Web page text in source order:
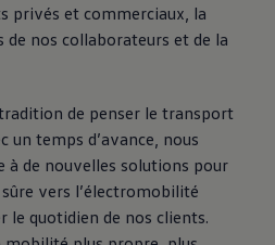
privés et commerciaux, la
nos collaborateurs et de la
de penser le transport
un temps d’avance, nous
à de nouvelles solutions pour
vers l’électromobilité
le quotidien de nos clients.